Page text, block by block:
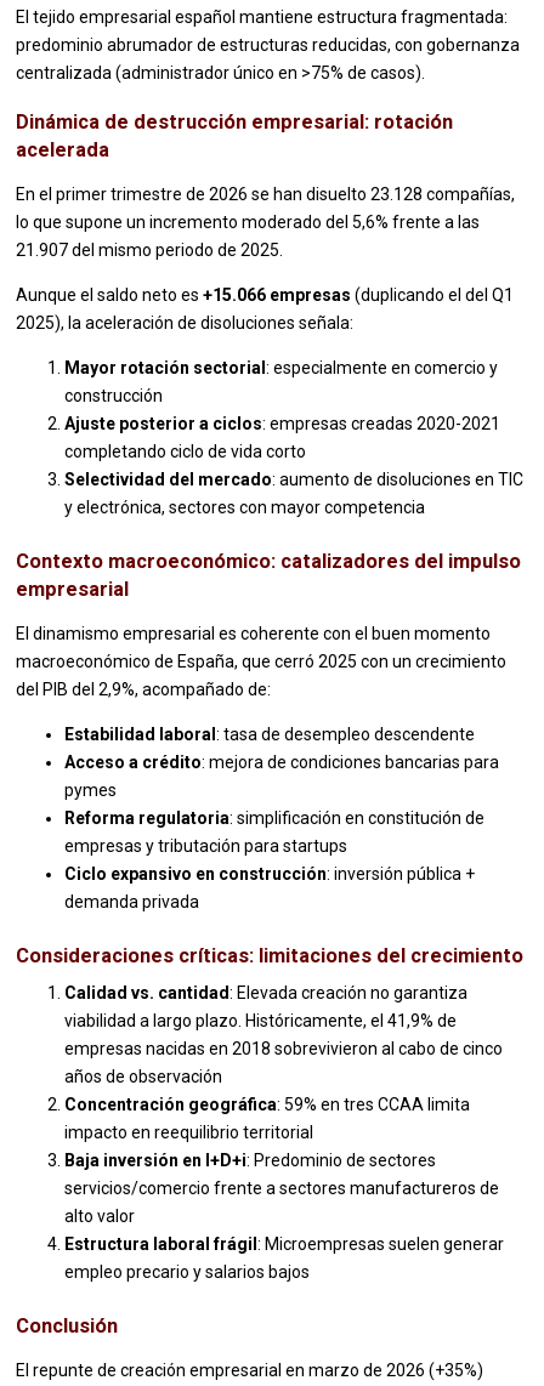
El tejido empresarial español mantiene estructura fragmentada:
predominio abrumador de estructuras reducidas, con gobernanza
centralizada (administrador único en >75% de casos).
Dinámica de destrucción empresarial: rotación
acelerada
En el primer trimestre de 2026 se han disuelto 23.128 compañías,
lo que supone un incremento moderado del 5,6% frente a las
21.907 del mismo periodo de 2025.
Aunque el saldo neto es+15.066 empresas (duplicando el del Q1
2025), la aceleración de disoluciones señala:
Mayor rotación sectorial: especialmente en comercio y
construcción
Ajuste posterior a ciclos: empresas creadas 2020-2021
completando ciclo de vida corto
Selectividad del mercado: aumento de disoluciones en TIC
y electrónica, sectores con mayor competencia
Contexto macroeconómico: catalizadores del impulso
empresarial
El dinamismo empresarial es coherente con el buen momento
macroeconómico de España, que cerró 2025 con un crecimiento
del PIB del 2,9%, acompañado de:
Estabilidad laboral: tasa de desempleo descendente
Acceso a crédito: mejora de condiciones bancarias para
pymes
Reforma regulatoria: simplificación en constitución de
empresas y tributación para startups
Ciclo expansivo en construcción: inversión pública +
demanda privada
Consideraciones críticas: limitaciones del crecimiento
Calidad vs. cantidad: Elevada creación no garantiza
viabilidad a largo plazo. Históricamente, el 41,9% de
empresas nacidas en 2018 sobrevivieron al cabo de cinco
años de observación
Concentración geográfica: 59% en tres CCAA limita
impacto en reequilibrio territorial
Baja inversión en I+D+i: Predominio de sectores
servicios/comercio frente a sectores manufactureros de
alto valor
Estructura laboral frágil: Microempresas suelen generar
empleo precario y salarios bajos
Conclusión
El repunte de creación empresarial en marzo de 2026 (+35%)